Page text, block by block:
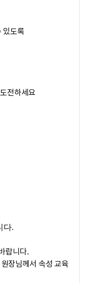
있도록
전하세요
다.
랍니다.
장님께서 속성 교육